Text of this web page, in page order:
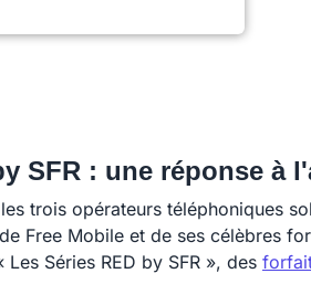
SFR : une réponse à
les trois opérateurs téléphoniques
Free Mobile et de ses célèbres
Les Séries RED by SFR », des